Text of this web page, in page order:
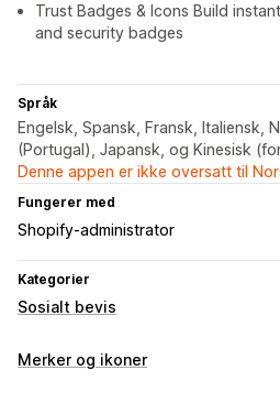
Trust Badges & Icons Build
and security badges
Språk
Engelsk, Spansk, Fransk, Italiensk,
(Portugal), Japansk, og Kinesisk
Denne appen er ikke oversatt til
Fungerer med
Shopify-administrator
Kategorier
Sosialt bevis
Innholdstyper
Merker og ikoner